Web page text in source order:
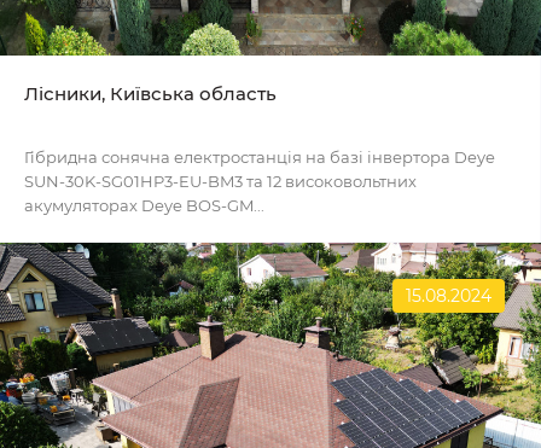
Лісники, Київська область
Гібридна сонячна електростанція на базі інвертора Deye
SUN-30K-SG01HP3-EU-BM3 та 12 високовольтних
акумуляторах Deye BOS-GM...
15.08.2024